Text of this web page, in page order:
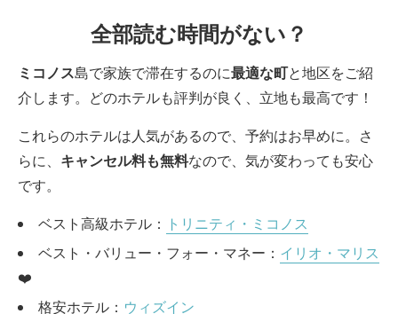
全部読む時間がない？
ミコノス島で家族で滞在するのに最適な町と地区をご紹
介します。どのホテルも評判が良く、立地も最高です！
これらのホテルは人気があるので、予約はお早めに。さ
らに、 キャンセル料も無料なので、気が変わっても安心
です。
ベスト高級ホテル： トリニティ・ミコノス
ベスト・バリュー・フォー・マネー： イリオ・マリス
❤️
格安ホテル： ウィズイン